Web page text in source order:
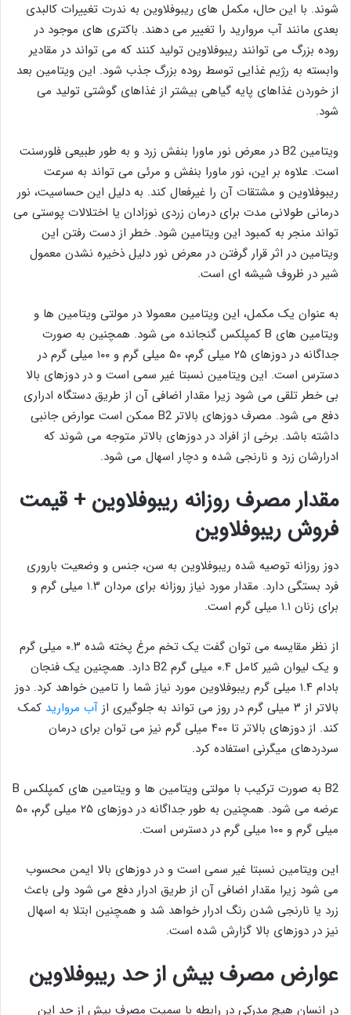
شوند. با این حال، مکمل های ریبوفلاوین به ندرت تغییرات کالبدی
بعدی مانند آب مروارید را تغییر می دهند. باکتری های موجود در
روده بزرگ می توانند ریبوفلاوین تولید کنند که می تواند در مقادیر
وابسته به رژیم غذایی توسط روده بزرگ جذب شود. این ویتامین بعد
از خوردن غذاهای پایه گیاهی بیشتر از غذاهای گوشتی تولید می
شود.
ویتامین B2 در معرض نور ماورا بنفش زرد و به طور طبیعی فلورسنت
است. علاوه بر این، نور ماورا بنفش و مرئی می تواند به سرعت
ریبوفلاوین و مشتقات آن را غیرفعال کند. به دلیل این حساسیت، نور
درمانی طولانی مدت برای درمان زردی نوزادان یا اختلالات پوستی می
تواند منجر به کمبود این ویتامین شود. خطر از دست رفتن این
ویتامین در اثر قرار گرفتن در معرض نور دلیل ذخیره نشدن معمول
شیر در ظروف شیشه ای است.
به عنوان یک مکمل، این ویتامین معمولا در مولتی ویتامین ها و
ویتامین های B کمپلکس گنجانده می شود. همچنین به صورت
جداگانه در دوزهای ۲۵ میلی گرم، ۵۰ میلی گرم و ۱۰۰ میلی گرم در
دسترس است. این ویتامین نسبتا غیر سمی است و در دوزهای بالا
بی خطر تلقی می شود زیرا مقدار اضافی آن از طریق دستگاه ادراری
دفع می شود. مصرف دوزهای بالاتر B2 ممکن است عوارض جانبی
داشته باشد. برخی از افراد در دوزهای بالاتر متوجه می شوند كه
ادرارشان زرد و نارنجی شده و دچار اسهال می شود.
مقدار مصرف روزانه ریبوفلاوین + قیمت
فروش ریبوفلاوین
دوز روزانه توصیه شده ریبوفلاوین به سن، جنس و وضعیت باروری
فرد بستگی دارد. مقدار مورد نیاز روزانه برای مردان ۱.۳ میلی گرم و
برای زنان ۱.۱ میلی گرم است.
از نظر مقایسه می توان گفت یک تخم مرغ پخته شده ۰.۳ میلی گرم
و یک لیوان شیر كامل ۰.۴ میلی گرم B2 دارد. همچنین یک فنجان
بادام ۱.۴ میلی گرم ریبوفلاوین مورد نیاز شما را تامین خواهد کرد. دوز
بالاتر از ۳ میلی گرم در روز می تواند به جلوگیری از
آب مروارید کمک
کند. از دوزهای بالاتر تا ۴۰۰ میلی گرم نیز می توان برای درمان
سردردهای میگرنی استفاده کرد.
B2 به صورت ترکیب با مولتی ویتامین ها و ویتامین های کمپلکس B
عرضه می شود. همچنین به طور جداگانه در دوزهای ۲۵ میلی گرم، ۵۰
میلی گرم و ۱۰۰ میلی گرم در دسترس است.
این ویتامین نسبتا غیر سمی است و در دوزهای بالا ایمن محسوب
می شود زیرا مقدار اضافی آن از طریق ادرار دفع می شود ولی باعث
زرد یا نارنجی شدن رنگ ادرار خواهد شد و همچنین ابتلا به اسهال
نیز در دوزهای بالا گزارش شده است.
عوارض مصرف بیش از حد ریبوفلاوین
در انسان هیچ مدرکی در رابطه با سمیت مصرف بیش از حد این